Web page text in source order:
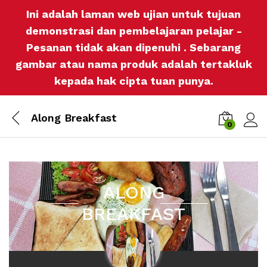
Ini adalah laman web ujian untuk tujuan
demonstrasi dan pembelajaran pelajar -
Pesanan tidak akan dipenuhi . Sebarang
gambar atau nama produk adalah tertakluk
kepada hak cipta tuan punya.
Along Breakfast
0
ALONG
BREAKFAST